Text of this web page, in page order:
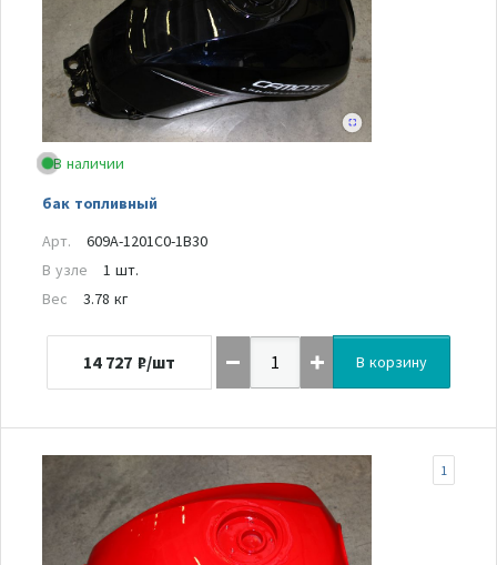
В наличии
бак топливный
Арт.
609A-1201C0-1B30
В узле
1 шт.
Вес
3.78 кг
14 727 ₽/шт В корзину
1